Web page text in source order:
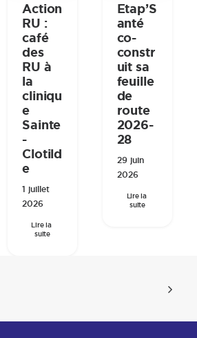
Action
RU :
café
des
RU à
la
cliniqu
e
Sainte
-
Clotild
e
1 juillet
2026
Lire la
suite
Etap’S
anté
co-
constr
uit sa
feuille
de
route
2026-
28
29 juin
2026
Lire la
suite